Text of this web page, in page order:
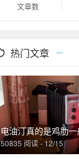
文章数
热门文章
50835 阅读 - 12/15